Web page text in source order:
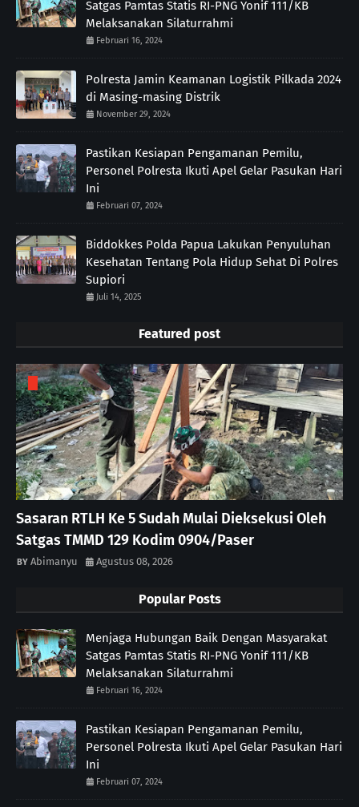
Satgas Pamtas Statis RI-PNG Yonif 111/KB
Melaksanakan Silaturrahmi
Februari 16, 2024
Polresta Jamin Keamanan Logistik Pilkada 2024
di Masing-masing Distrik
November 29, 2024
Pastikan Kesiapan Pengamanan Pemilu,
Personel Polresta Ikuti Apel Gelar Pasukan Hari
Ini
Februari 07, 2024
Biddokkes Polda Papua Lakukan Penyuluhan
Kesehatan Tentang Pola Hidup Sehat Di Polres
Supiori
Juli 14, 2025
Featured post
Sasaran RTLH Ke 5 Sudah Mulai Dieksekusi Oleh
Satgas TMMD 129 Kodim 0904/Paser
Abimanyu Agustus 08, 2026
Popular Posts
Menjaga Hubungan Baik Dengan Masyarakat
Satgas Pamtas Statis RI-PNG Yonif 111/KB
Melaksanakan Silaturrahmi
Februari 16, 2024
Pastikan Kesiapan Pengamanan Pemilu,
Personel Polresta Ikuti Apel Gelar Pasukan Hari
Ini
Februari 07, 2024